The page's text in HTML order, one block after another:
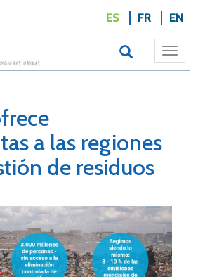
ES FR EN
a las regiones
de residuos